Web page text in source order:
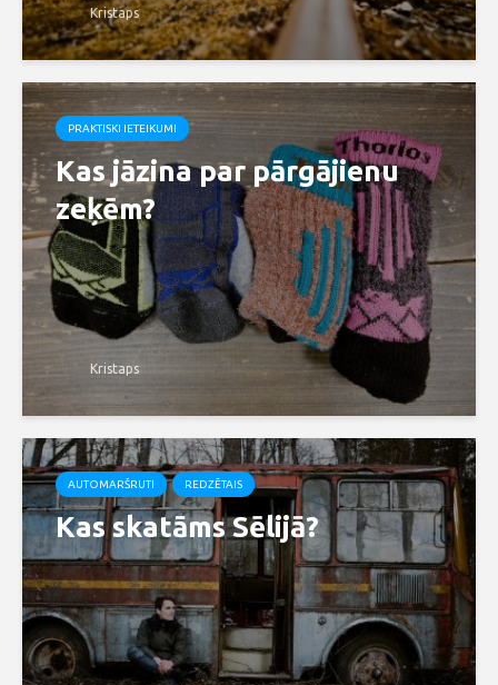
Kristaps
PRAKTISKI IETEIKUMI
Kas jāzina par pārgājienu
zeķēm?
Kristaps
AUTOMARŠRUTI REDZĒTAIS
Kas skatāms Sēlijā?